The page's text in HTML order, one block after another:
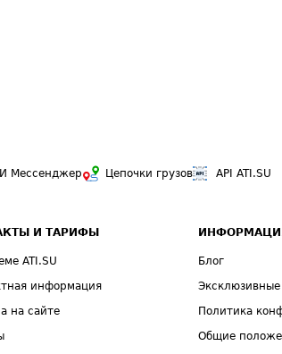
Мессенджер Цепочки грузов API ATI.SU
И ТАРИФЫ
ATI.SU
информация
на сайте
Блог
Политика
Общие